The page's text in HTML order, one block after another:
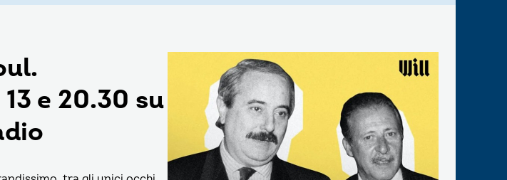
e 20.30 su